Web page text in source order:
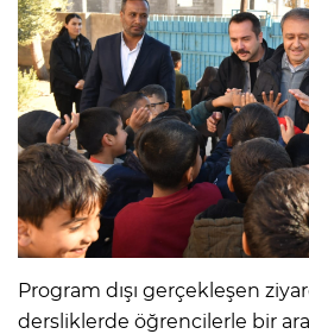
Program dışı gerçekleşen
dersliklerde öğrencilerle bir